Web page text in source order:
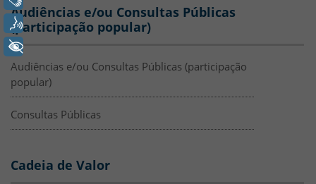
Audiências e/ou Consultas Públicas
(participação popular)
Audiências e/ou Consultas Públicas (participação
popular)
Consultas Públicas
Cadeia de Valor
Voz